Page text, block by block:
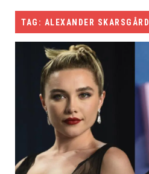
TAG: ALEXANDER SKARSGÅRD